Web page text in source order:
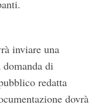
inviare una
di
redatta
dovrà